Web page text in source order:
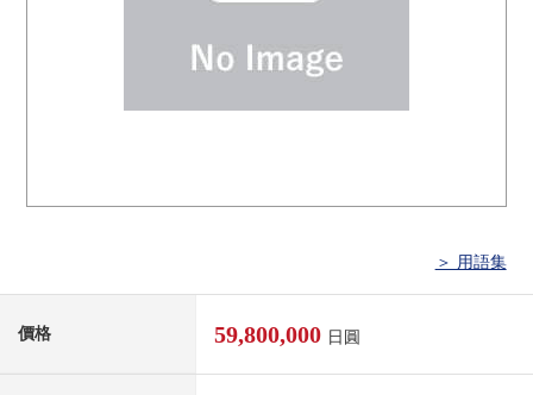
＞ 用語集
價格 59,800,000 日圓